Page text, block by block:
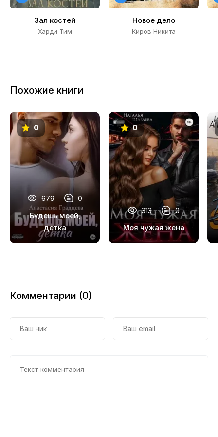
20
Зал костей
Харди Тим
Новое дело
Киров Никита
Похожие книги
0
679 0
Будешь моей,
детка
0
313 0
Моя чужая жена
Комментарии (0)